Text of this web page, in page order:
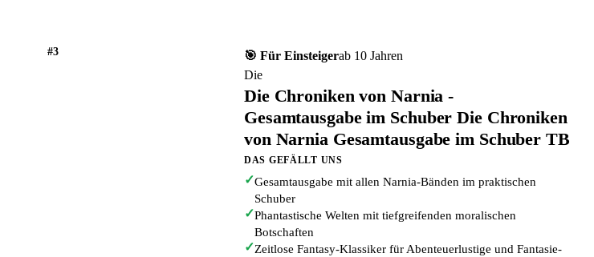
#3 🎯 Für Einsteigerab 10 Jahren
Die
Die Chroniken von Narnia -
Gesamtausgabe im Schuber Die Chroniken
von Narnia Gesamtausgabe im Schuber TB
DAS GEFÄLLT UNS
✓Gesamtausgabe mit allen Narnia-Bänden im praktischen
Schuber
✓Phantastische Welten mit tiefgreifenden moralischen
Botschaften
✓Zeitlose Fantasy-Klassiker für Abenteuerlustige und Fantasie-